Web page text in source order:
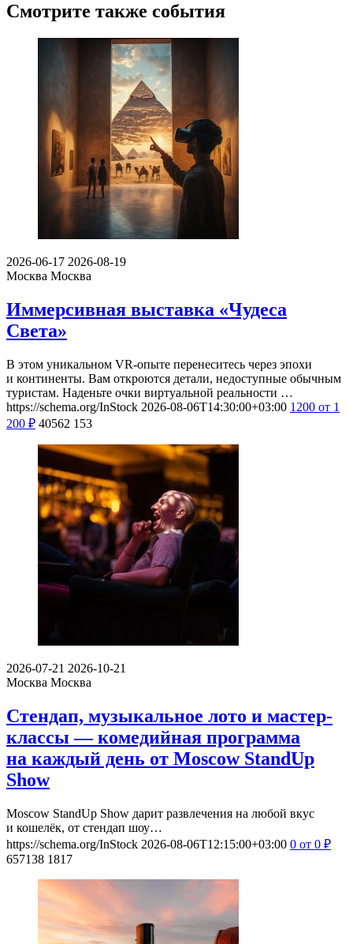
Смотрите также события
2026-06-17 2026-08-19
Москва Москва
Иммерсивная выставка «Чудеса
Света»
В этом уникальном VR-опыте перенеситесь через эпохи
и континенты. Вам откроются детали, недоступные обычным
туристам. Наденьте очки виртуальной реальности …
https://schema.org/InStock 2026-08-06T14:30:00+03:00 1200 от 1
200 ₽ 40562 153
2026-07-21 2026-10-21
Москва Москва
Стендап, музыкальное лото и мастер-
классы — комедийная программа
на каждый день от Moscow StandUp
Show
Moscow StandUp Show дарит развлечения на любой вкус
и кошелёк, от стендап шоу…
https://schema.org/InStock 2026-08-06T12:15:00+03:00 0 от 0 ₽
657138 1817